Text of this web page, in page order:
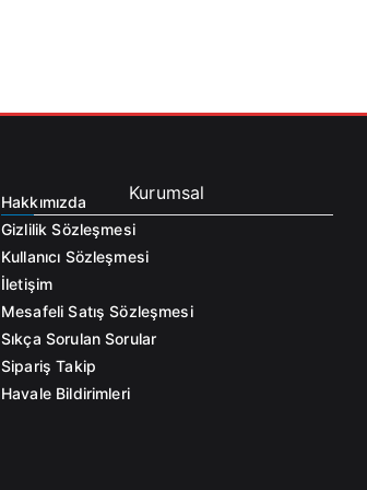
Kurumsal
Hakkımızda
Gizlilik Sözleşmesi
Kullanıcı Sözleşmesi
İletişim
Mesafeli Satış Sözleşmesi
Sıkça Sorulan Sorular
Sipariş Takip
Havale Bildirimleri